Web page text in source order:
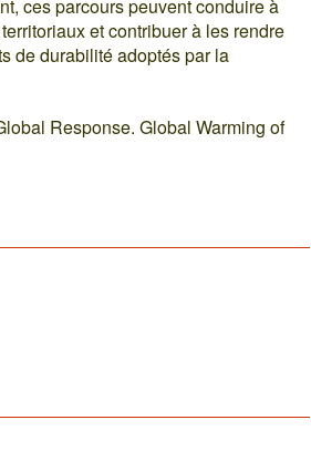
ces parcours peuvent conduire à
et contribuer à les rendre
de durabilité adoptés par la
Response. Global Warming of